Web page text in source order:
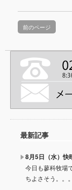
前のページ
最新記事
8月5日（水）快
今日も蓼科牧場
ちよさそう。。